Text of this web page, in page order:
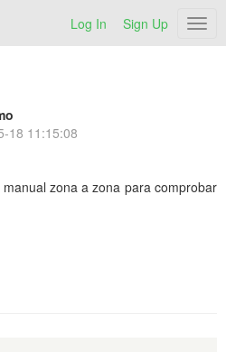
Log In Sign Up
18 11:15:08
zona a zona para comprobar